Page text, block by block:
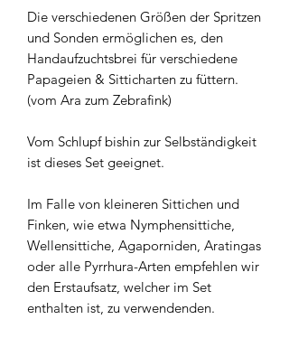
Die verschiedenen Größen der Spritzen
und Sonden ermöglichen es, den
Handaufzuchtsbrei für verschiedene
Papageien & Sitticharten zu füttern.
(vom Ara zum Zebrafink)
Vom Schlupf bishin zur Selbständigkeit
ist dieses Set geeignet.
Im Falle von kleineren Sittichen und
Finken, wie etwa Nymphensittiche,
Wellensittiche, Agaporniden, Aratingas
oder alle Pyrrhura-Arten empfehlen wir
den Erstaufsatz, welcher im Set
enthalten ist, zu verwendenden.